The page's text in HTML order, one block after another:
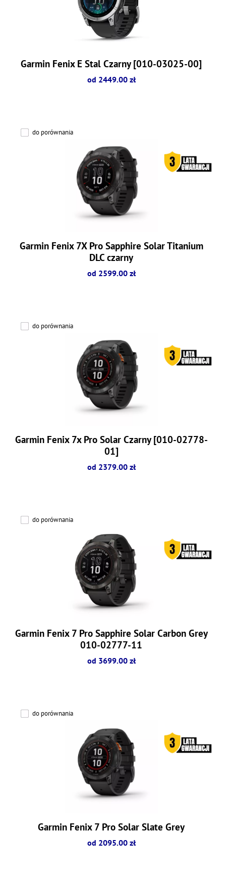
Garmin Fenix E Stal Czarny [010-03025-00]
od 2449.00 zł
do porównania
Garmin Fenix 7X Pro Sapphire Solar Titanium
DLC czarny
od 2599.00 zł
do porównania
Garmin Fenix 7x Pro Solar Czarny [010-02778-
01]
od 2379.00 zł
do porównania
Garmin Fenix 7 Pro Sapphire Solar Carbon Grey
010-02777-11
od 3699.00 zł
do porównania
Garmin Fenix 7 Pro Solar Slate Grey
od 2095.00 zł